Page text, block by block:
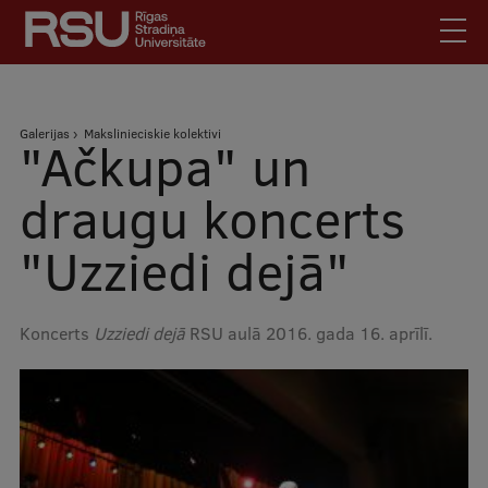
Pārlekt
galveno
saturu
Latviski
Meklēt Mobile
augšējā
izvēlne
Skolēniem
Studentiem
Absolventiem
Darba devējiem
Bibliotēka
Kontakti
Vakances
Atpakaļceļš
Galerijas Makslinieciskie kolektivi
"Ačkupa" un
draugu koncerts
"Uzziedi dejā"
Koncerts Uzziedi dejāRSU aulā 2016. gada 16. aprīlī.